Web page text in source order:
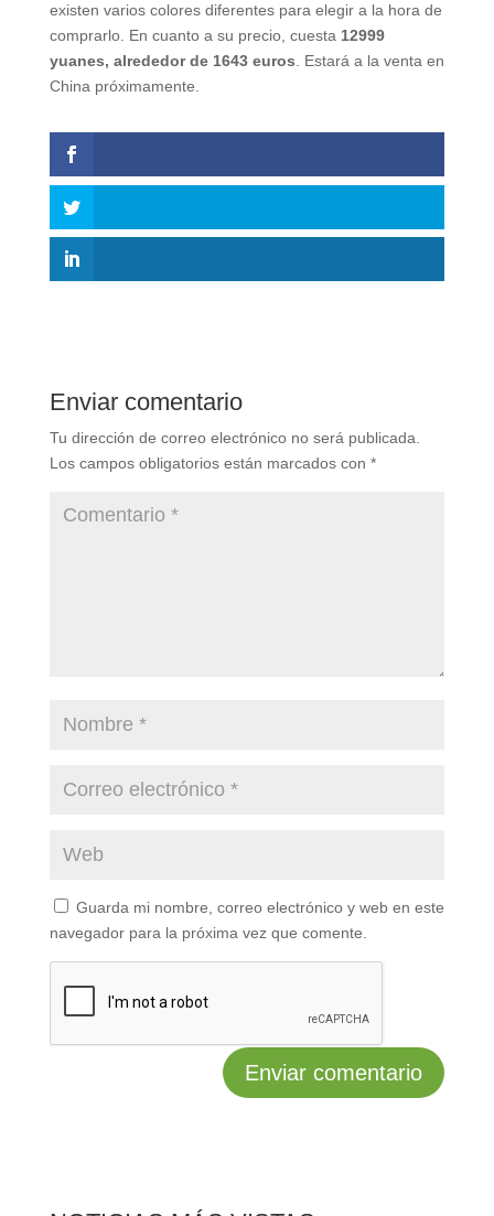
existen varios colores diferentes para elegir a la hora de
comprarlo. En cuanto a su precio, cuesta 12999
yuanes, alrededor de 1643 euros. Estará a la venta en
China próximamente.
Enviar comentario
Tu dirección de correo electrónico no será publicada.
Los campos obligatorios están marcados con *
Guarda mi nombre, correo electrónico y web en este
navegador para la próxima vez que comente.